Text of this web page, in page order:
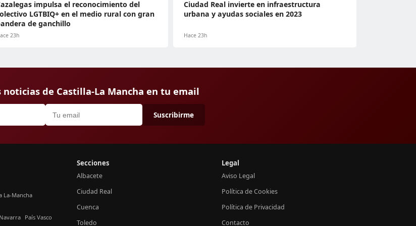
impulsa el reconocimiento del
LGTBIQ+ en el medio rural con gran
de ganchillo
23h
Ciudad Real invierte en infraestructura
urbana y ayudas sociales en 2023
Hace 23h
noticias de Castilla-La Mancha en tu email
Suscribirme
La-Mancha
Navarra País Vasco
Secciones
Albacete
Ciudad Real
Cuenca
Toledo
Legal
Aviso Legal
Política de Cookies
Política de Privacidad
Contacto